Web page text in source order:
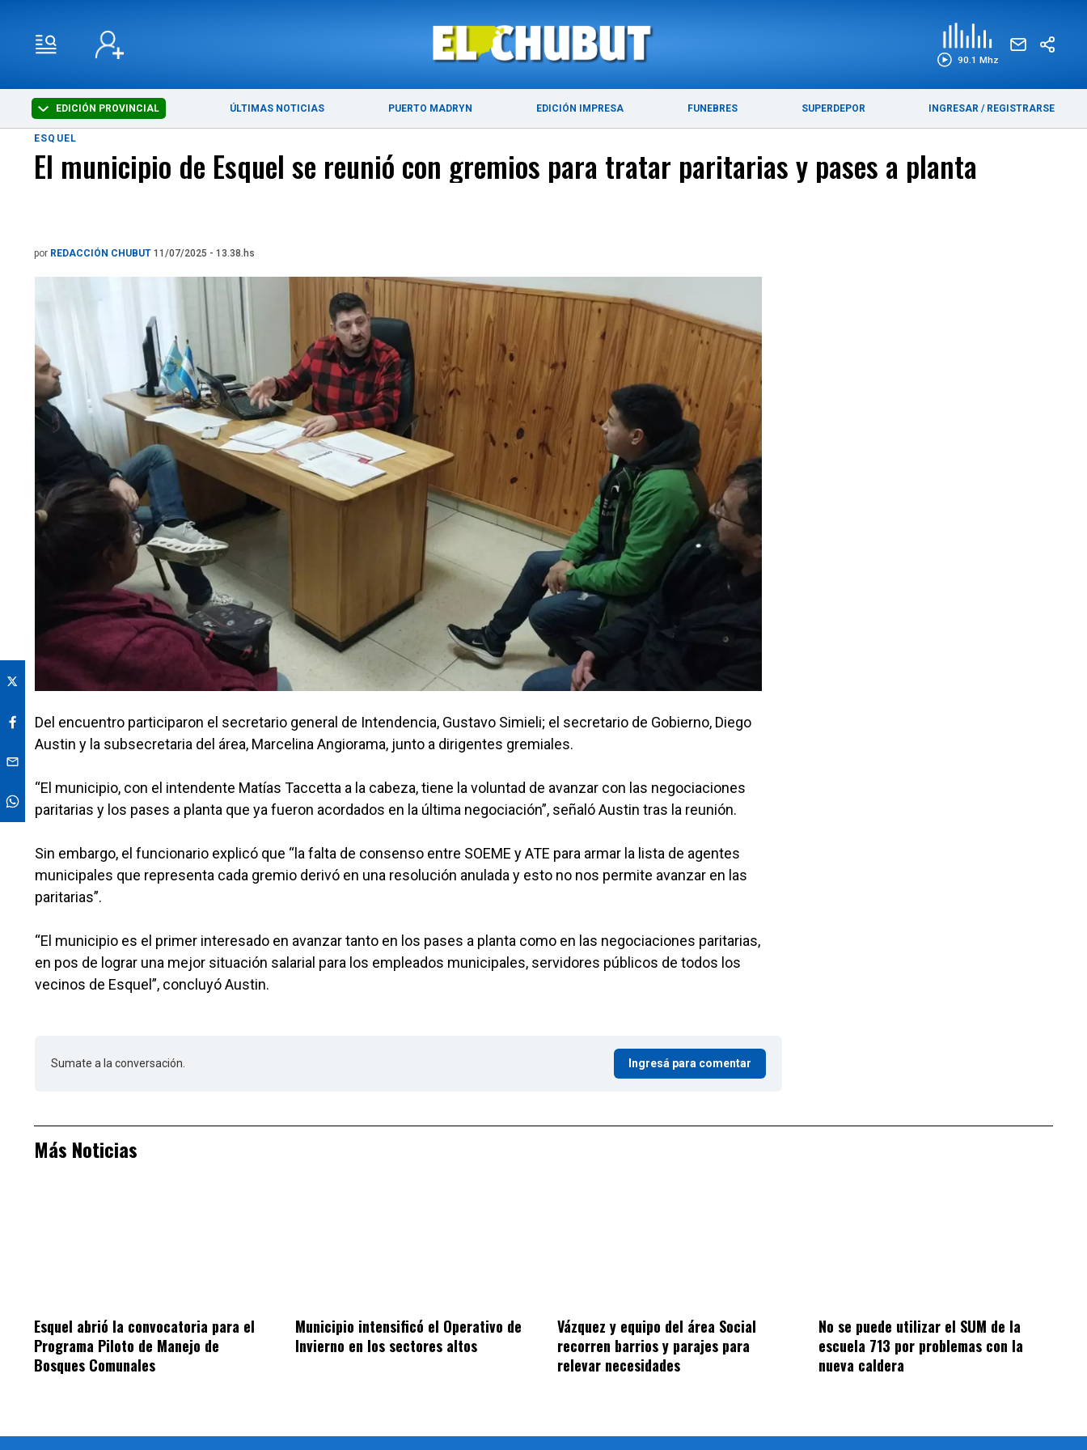
90.1 Mhz
EDICIÓN PROVINCIAL ÚLTIMAS NOTICIAS PUERTO MADRYN EDICIÓN IMPRESA FUNEBRES SUPERDEPOR INGRESAR / REGISTRARSE
ÚLTIMAS NOTICIAS PUERTO MADRYN
ESQUEL
El municipio de Esquel se reunió con gremios para tratar paritarias y pases a planta
por REDACCIÓN CHUBUT 11/07/2025 - 13.38.hs
Del encuentro participaron el secretario general de Intendencia, Gustavo Simieli; el secretario de Gobierno, Diego
Austin y la subsecretaria del área, Marcelina Angiorama, junto a dirigentes gremiales.
“El municipio, con el intendente Matías Taccetta a la cabeza, tiene la voluntad de avanzar con las negociaciones
paritarias y los pases a planta que ya fueron acordados en la última negociación”, señaló Austin tras la reunión.
Sin embargo, el funcionario explicó que “la falta de consenso entre SOEME y ATE para armar la lista de agentes
municipales que representa cada gremio derivó en una resolución anulada y esto no nos permite avanzar en las
paritarias”.
“El municipio es el primer interesado en avanzar tanto en los pases a planta como en las negociaciones paritarias,
en pos de lograr una mejor situación salarial para los empleados municipales, servidores públicos de todos los
vecinos de Esquel”, concluyó Austin.
Sumate a la conversación. Ingresá para comentar
Más Noticias
Esquel abrió la convocatoria para el
Programa Piloto de Manejo de
Bosques Comunales
Municipio intensificó el Operativo de
Invierno en los sectores altos
Vázquez y equipo del área Social
recorren barrios y parajes para
relevar necesidades
No se puede utilizar el SUM de la
escuela 713 por problemas con la
nueva caldera